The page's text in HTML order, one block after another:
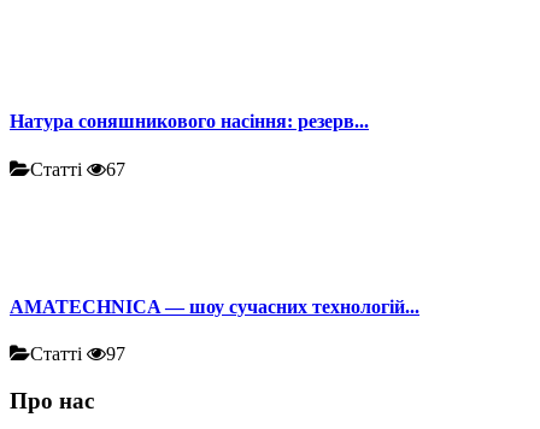
Натура соняшникового насіння: резерв...
Статті 67
AMATECHNICA — шоу сучасних технологій...
Статті 97
Про нас